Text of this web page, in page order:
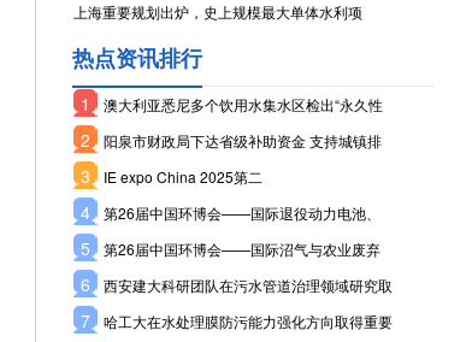
上海重要规划出炉，史上规模最大单体水利项
热点资讯排行
1 澳大利亚悉尼多个饮用水集水区检出“永久性
2 阳泉市财政局下达省级补助资金 支持城镇排
3 IE expo China 2025第二
4 第26届中国环博会——国际退役动力电池、
5 第26届中国环博会——国际沼气与农业废弃
6 西安建大科研团队在污水管道治理领域研究取
7 哈工大在水处理膜防污能力强化方向取得重要